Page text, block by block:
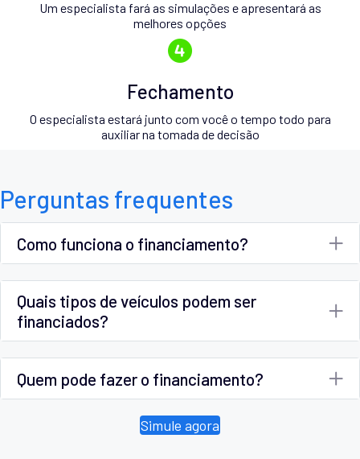
Um especialista fará as simulações e apresentará as
melhores opções
Fechamento
O especialista estará junto com você o tempo todo para
auxiliar na tomada de decisão
Perguntas frequentes
Como funciona o financiamento?
Quais tipos de veículos podem ser
financiados?
Quem pode fazer o financiamento?
Simule agora